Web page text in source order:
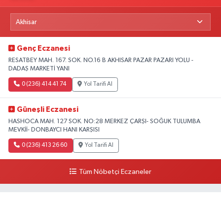
Genç Eczanesi
RESATBEY MAH. 167. SOK. NO.16 B AKHISAR PAZAR PAZARI YOLU -
DADAŞ MARKETİ YANI
0 (236) 414 41 74 Yol Tarifi Al
Güneşli Eczanesi
HASHOCA MAH. 127 SOK. NO:28 MERKEZ ÇARŞI- SOĞUK TULUMBA
MEVKİİ- DONBAYCI HANI KARŞISI
0 (236) 413 26 60 Yol Tarifi Al
Tüm Nöbetçi Eczaneler